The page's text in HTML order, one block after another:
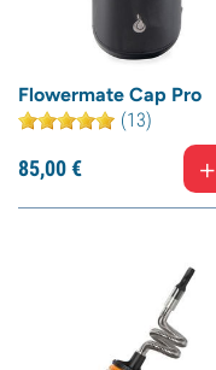
Flowermate Cap Pro
(13)
85,00€